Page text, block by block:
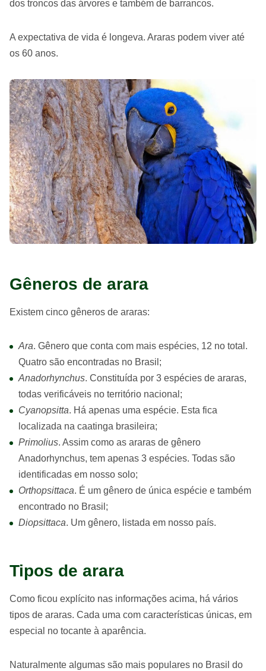
dos troncos das árvores e também de barrancos.
A expectativa de vida é longeva. Araras podem viver até
os 60 anos.
Gêneros de arara
Existem cinco gêneros de araras:
Ara. Gênero que conta com mais espécies, 12 no total.
Quatro são encontradas no Brasil;
Anadorhynchus. Constituída por 3 espécies de araras,
todas verificáveis no território nacional;
Cyanopsitta. Há apenas uma espécie. Esta fica
localizada na caatinga brasileira;
Primolius. Assim como as araras de gênero
Anadorhynchus, tem apenas 3 espécies. Todas são
identificadas em nosso solo;
Orthopsittaca. É um gênero de única espécie e também
encontrado no Brasil;
Diopsittaca. Um gênero, listada em nosso país.
Tipos de arara
Como ficou explícito nas informações acima, há vários
tipos de araras. Cada uma com características únicas, em
especial no tocante à aparência.
Naturalmente algumas são mais populares no Brasil do